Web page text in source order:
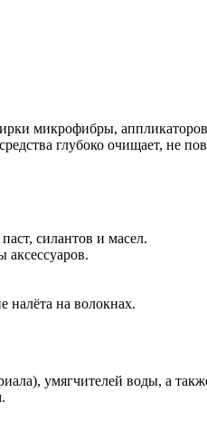
микрофибры,
глубоко очищает, не
силантов и масел.
аксессуаров.
налёта на волокнах.
умягчителей воды, а